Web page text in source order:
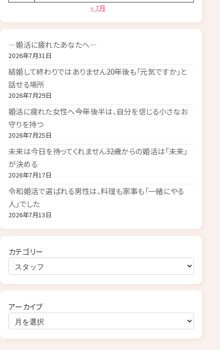
« 7月
―婚活に疲れたあなたへ―
2026年7月31日
結婚して終わりではありません――20年後も「元気ですか」と
話せる場所
2026年7月29日
婚活に疲れた女性へ――今年後半は、自分を信じる小さなお
守りを持つ
2026年7月25日
未来は今日を待ってくれません――32歳からの婚活は「未来」
が決める
2026年7月17日
令和婚活で選ばれる男性は、料理も家事も「一緒にやる
人」でした
2026年7月13日
カテゴリー
アーカイブ